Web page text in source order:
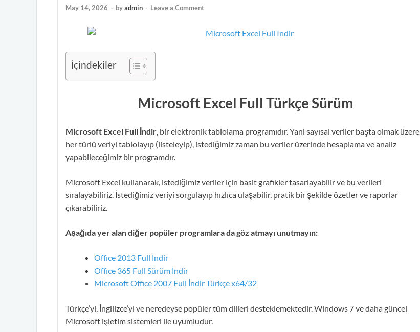
May 14, 2026 - byadmin - Leave a Comment
İçindekiler
Microsoft Excel Full Türkçe Sürüm
Microsoft Excel Full İndir , bir elektronik tablolama programıdır. Yani sayısal veriler başta olmak üzere,
her türlü veriyi tablolayıp (listeleyip), istediğimiz zaman bu veriler üzerinde hesaplama ve analiz
yapabileceğimiz bir programdır.
Microsoft Excel kullanarak, istediğimiz veriler için basit grafikler tasarlayabilir ve bu verileri
sıralayabiliriz. İstediğimiz veriyi sorgulayıp hızlıca ulaşabilir, pratik bir şekilde özetler ve raporlar
çıkarabiliriz.
Aşağıda yer alan diğer popüler programlara da göz atmayı unutmayın:
Office 2013 Full İndir
Office 365 Full Sürüm İndir
Microsoft Office 2007 Full İndir Türkçe x64/32
Türkçe’yi, İngilizce’yi ve neredeyse popüler tüm dilleri desteklemektedir. Windows 7 ve daha güncel
Microsoft işletim sistemleri ile uyumludur.